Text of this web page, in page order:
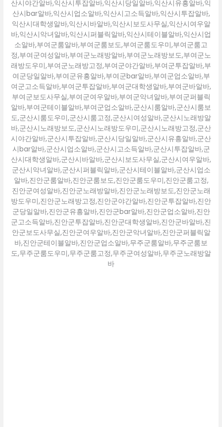
산시야간알바,익산시투잡알바,익산시당일알바,익산시유흥알바,익
산시bar알바,익산시업소알바,익산시고소득알바,익산시투잡알바,
익산시대학생알바,익산시바알바,익산시보도사무실,익산시여우알
바,익산시악녀알바,익산시퍼블릭알바,익산시테이블알바,익산시업
소알바,부여군룸알바,부여군룸보도,부여군룸도우미,부여군룸고
정,부여군여성알바,부여군노래방알바,부여군노래방보도,부여군노
래방도우미,부여군노래방고정,부여군야간알바,부여군투잡알바,부
여군당일알바,부여군유흥알바,부여군bar알바,부여군업소알바,부
여군고소득알바,부여군투잡알바,부여군대학생알바,부여군바알바,
부여군보도사무실,부여군여우알바,부여군악녀알바,부여군퍼블릭
알바,부여군테이블알바,부여군업소알바,군산시룸알바,군산시룸보
도,군산시룸도우미,군산시룸고정,군산시여성알바,군산시노래방알
바,군산시노래방보도,군산시노래방도우미,군산시노래방고정,군산
시야간알바,군산시투잡알바,군산시당일알바,군산시유흥알바,군산
시bar알바,군산시업소알바,군산시고소득알바,군산시투잡알바,군
산시대학생알바,군산시바알바,군산시보도사무실,군산시여우알바,
군산시악녀알바,군산시퍼블릭알바,군산시테이블알바,군산시업소
알바,진안군룸알바,진안군룸보도,진안군룸도우미,진안군룸고정,
진안군여성알바,진안군노래방알바,진안군노래방보도,진안군노래
방도우미,진안군노래방고정,진안군야간알바,진안군투잡알바,진안
군당일알바,진안군유흥알바,진안군bar알바,진안군업소알바,진안
군고소득알바,진안군투잡알바,진안군대학생알바,진안군바알바,진
안군보도사무실,진안군여우알바,진안군악녀알바,진안군퍼블릭알
바,진안군테이블알바,진안군업소알바,무주군룸알바,무주군룸보
도,무주군룸도우미,무주군룸고정,무주군여성알바,무주군노래방알
바